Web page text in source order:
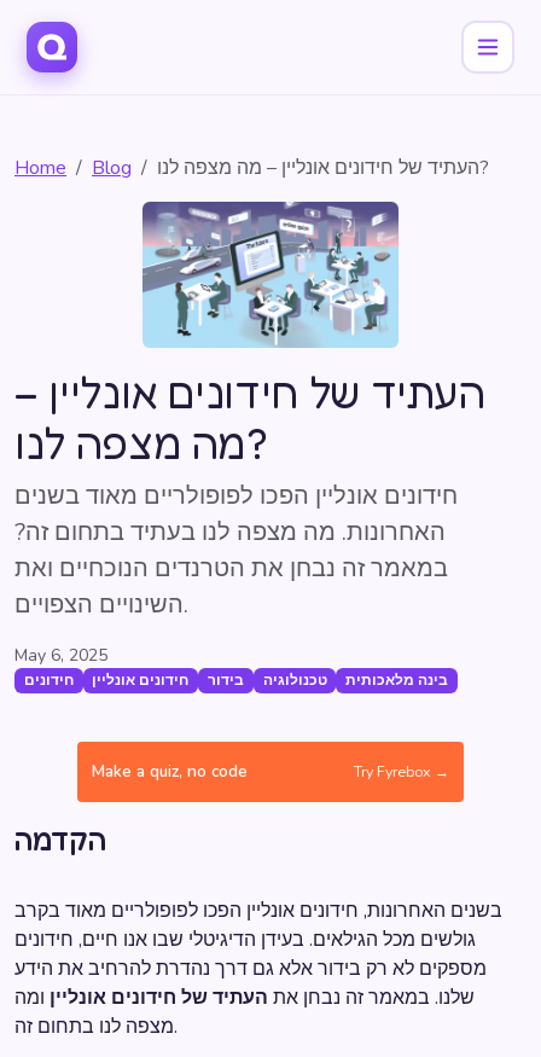
Home Blog העתיד של חידונים אונליין – מה מצפה לנו?
העתיד של חידונים אונליין –
מה מצפה לנו?
חידונים אונליין הפכו לפופולריים מאוד בשנים
האחרונות. מה מצפה לנו בעתיד בתחום זה?
במאמר זה נבחן את הטרנדים הנוכחיים ואת
השינויים הצפויים.
May 6, 2025
חידונים חידונים אונליין בידור טכנולוגיה בינה מלאכותית
Make a quiz, no code Try Fyrebox →
הקדמה
בשנים האחרונות, חידונים אונליין הפכו לפופולריים מאוד בקרב
גולשים מכל הגילאים. בעידן הדיגיטלי שבו אנו חיים, חידונים
מספקים לא רק בידור אלא גם דרך נהדרת להרחיב את הידע
שלנו. במאמר זה נבחן את העתיד של חידונים אונליין ומה
מצפה לנו בתחום זה.